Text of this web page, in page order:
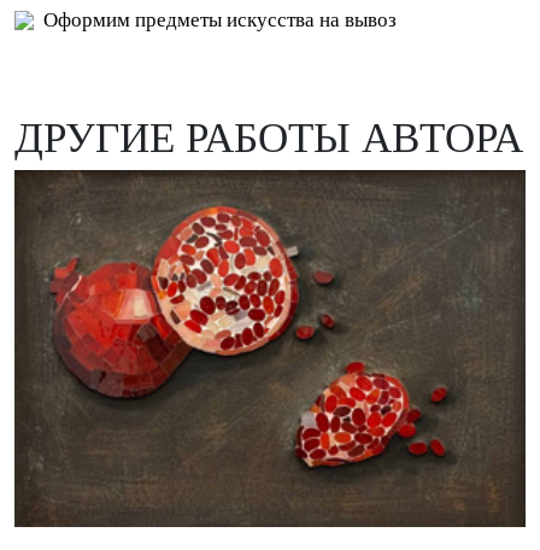
Оформим предметы искусства на вывоз
ДРУГИЕ РАБОТЫ АВТОРА